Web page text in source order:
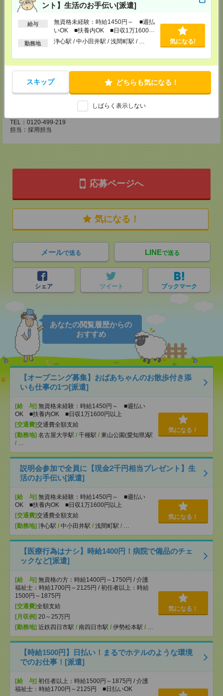
ント】生活のお手伝い[派遣]
給与
無資格未経験：時給1450円～ ■週払
いOK ■扶養内OK ■日収1万1600円
以上
勤務地 浄心駅 / 中小田井駅 / 浅間町駅 / … 気になる!
スキップ どちらも気になる！
しばらく表示しない
〒460-0008
名古屋市中区栄 2-3-1 名古屋広小路ビルヂング 5F
TEL：0120-503-713
MAIL：CS_NAGOYA@manpowergroup.jp
〒422-8067
静岡市駿河区南町18-1 サウスポット静岡 14F
MAIL：CS_SHIZUOKA@manpowergroup.jp
TEL：0120-499-219
担当：採用担当
応募ページへ
気になる！
メールで送る LINEで送る
シェア ツイート ブックマーク
あなたの閲覧履歴からの
おすすめ
【オープニング募集】おばあちゃんのお散歩付き添
いも仕事の1つ[派遣]
[給 与] 無資格未経験：時給1450円～ ■週払い
OK ■扶養内OK ■日収1万1600円以上
[交通費]交通費全額支給
[勤務地] 名古屋大学駅 / 千種駅 / 東山公園(愛知県)駅
/ …
気になる！
説明会参加で全員に【現金2千円相当プレゼント】生
活のお手伝い[派遣]
[給 与] 無資格未経験：時給1450円～ ■週払い
OK ■扶養内OK ■日収1万1600円以上
[交通費]交通費全額支給
[勤務地] 浄心駅 / 中小田井駅 / 浅間町駅 / …
気になる！
【医療行為はナシ】時給1400円！病院で備品のチェ
ックなど[派遣]
[給 与] 無資格の方：時給1400円～1750円 / 介護
福祉士：時給1700円～2125円 / 初任者以上：時給
1500円～1875円
[交通費]全額支給
[月収例] 20～25万円
[勤務地] 近鉄四日市駅 / 南四日市駅 / 伊勢松本駅 / …
気になる！
【時給1500円】日払い！まるでホテルのような環境
でのお仕事！[派遣]
[給 与] 初任者以上：時給1500円～1875円 / 介護
福祉士：時給1700円～2125円 ■日払いOK